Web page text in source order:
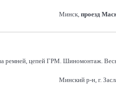
Минск, проезд
ремней, цепей ГРМ. Шиномонтаж.
Минский р-н, г.